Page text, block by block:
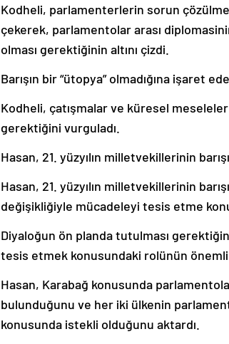
Kodheli, parlamenterlerin sorun
çekerek, parlamentolar arası
olması gerektiğinin altını çizdi.
Barışın bir “ütopya” olmadığına işaret
Kodheli, çatışmalar ve küresel
gerektiğini vurguladı.
Hasan, 21. yüzyılın milletvekillerinin
Hasan, 21. yüzyılın milletvekillerinin
değişikliğiyle mücadeleyi tesis etme
Diyaloğun ön planda tutulması
tesis etmek konusundaki rolünün
Hasan, Karabağ konusunda
bulunduğunu ve her iki ülkenin
konusunda istekli olduğunu aktardı.